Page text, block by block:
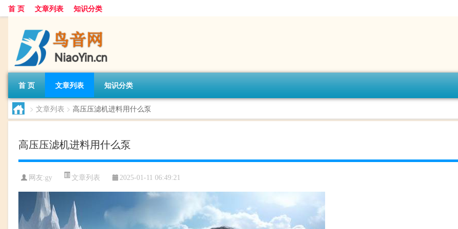
首 页 文章列表 知识分类
首 页 文章列表 知识分类
> 文章列表 > 高压压滤机进料用什么泵
高压压滤机进料用什么泵
网友:gy 文章列表 2025-01-11 06:49:21